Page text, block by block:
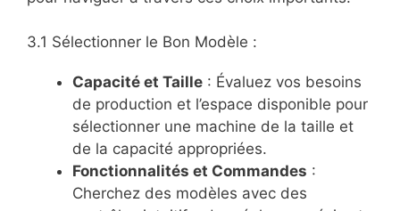
3.1 Sélectionner le Bon Modèle :
Capacité et Taille : Évaluez vos besoins
de production et l’espace disponible pour
sélectionner une machine de la taille et
de la capacité appropriées.
Fonctionnalités et Commandes :
Cherchez des modèles avec des